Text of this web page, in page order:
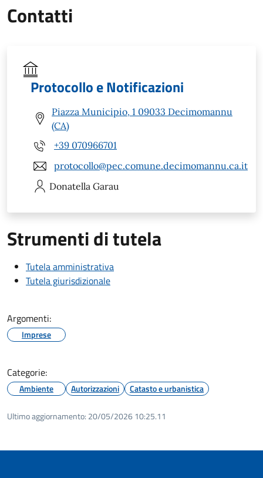
Contatti
Protocollo e Notificazioni
Piazza Municipio, 1 09033 Decimomannu
(CA)
+39 070966701
protocollo@pec.comune.decimomannu.ca.it
Donatella Garau
Strumenti di tutela
Tutela amministrativa
Tutela giurisdizionale
Argomenti:
Imprese
Categorie:
Ambiente Autorizzazioni Catasto e urbanistica
Ultimo aggiornamento: 20/05/2026 10:25.11